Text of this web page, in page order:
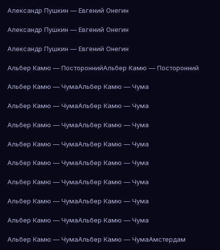
Александр Пушкин — Евгений Онегин
Александр Пушкин — Евгений Онегин
Александр Пушкин — Евгений Онегин
Альбер Камю — ПостороннийАльбер Камю — Посторонний
Альбер Камю — ЧумаАльбер Камю — Чума
Альбер Камю — ЧумаАльбер Камю — Чума
Альбер Камю — ЧумаАльбер Камю — Чума
Альбер Камю — ЧумаАльбер Камю — Чума
Альбер Камю — ЧумаАльбер Камю — Чума
Альбер Камю — ЧумаАльбер Камю — Чума
Альбер Камю — ЧумаАльбер Камю — Чума
Альбер Камю — ЧумаАльбер Камю — Чума
Альбер Камю — ЧумаАльбер Камю — ЧумаАмстердам